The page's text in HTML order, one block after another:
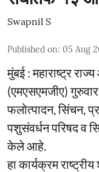
Swapnil S
Published on: 05 Aug
मुंबई : महाराष्ट्र
(एमएसएमजीए)
फलोत्पादन, सिंचन,
पशुसंवर्धन परिषद व
केले आहे.
हा कार्यक्रम